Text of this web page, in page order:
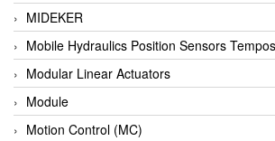
Baykee
BBC Bircher Smart Access
BCS ITALY
BEA SENSORS
Beacon Extender
MIDEKER
Mobile Hydraulics Position Sensors
Modular Linear Actuators
Module
Motion Control (MC)